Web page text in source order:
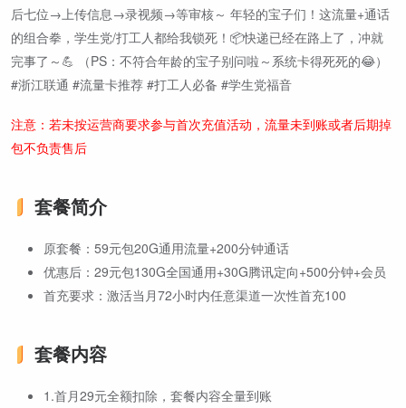
后七位→上传信息→录视频→等审核～ 年轻的宝子们！这流量+通话
的组合拳，学生党/打工人都给我锁死！📦快递已经在路上了，冲就
完事了～💪 （PS：不符合年龄的宝子别问啦～系统卡得死死的😂）
#浙江联通 #流量卡推荐 #打工人必备 #学生党福音
注意：若未按运营商要求参与首次充值活动，流量未到账或者后期掉
包不负责售后
套餐简介
原套餐：59元包20G通用流量+200分钟通话
优惠后：29元包130G全国通用+30G腾讯定向+500分钟+会员
首充要求：激活当月72小时内任意渠道一次性首充100
套餐内容
1.首月29元全额扣除，套餐内容全量到账